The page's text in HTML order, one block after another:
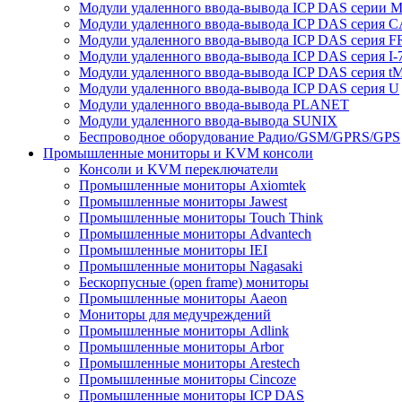
Модули удаленного ввода-вывода ICP DAS серии M
Модули удаленного ввода-вывода ICP DAS серия
Модули удаленного ввода-вывода ICP DAS серия
Модули удаленного ввода-вывода ICP DAS серия I-
Модули удаленного ввода-вывода ICP DAS серия
Модули удаленного ввода-вывода ICP DAS серия U
Модули удаленного ввода-вывода PLANET
Модули удаленного ввода-вывода SUNIX
Беспроводное оборудование Радио/GSM/GPRS/GPS
Промышленные мониторы и KVM консоли
Консоли и KVM переключатели
Промышленные мониторы Axiomtek
Промышленные мониторы Jawest
Промышленные мониторы Touch Think
Промышленные мониторы Advantech
Промышленные мониторы IEI
Промышленные мониторы Nagasaki
Бескорпусные (open frame) мониторы
Промышленные мониторы Aaeon
Мониторы для медучреждений
Промышленные мониторы Adlink
Промышленные мониторы Arbor
Промышленные мониторы Arestech
Промышленные мониторы Cincoze
Промышленные мониторы ICP DAS